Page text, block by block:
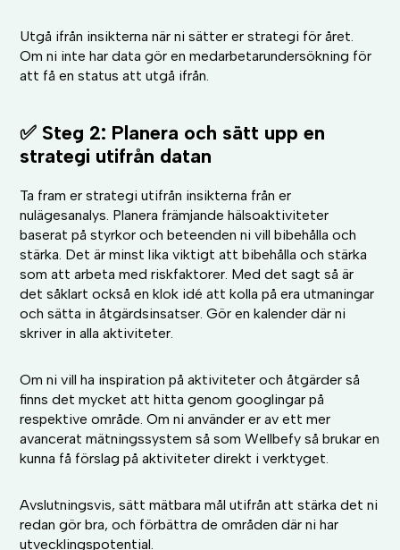
Utgå ifrån insikterna när ni sätter er strategi för året.
Om ni inte har data gör en medarbetarundersökning för
att få en status att utgå ifrån.
✅ Steg 2: Planera och sätt upp en
strategi utifrån datan
Ta fram er strategi utifrån insikterna från er
nulägesanalys. Planera främjande hälsoaktiviteter
baserat på styrkor och beteenden ni vill bibehålla och
stärka. Det är minst lika viktigt att bibehålla och stärka
som att arbeta med riskfaktorer. Med det sagt så är
det såklart också en klok idé att kolla på era utmaningar
och sätta in åtgärdsinsatser. Gör en kalender där ni
skriver in alla aktiviteter.
Om ni vill ha inspiration på aktiviteter och åtgärder så
finns det mycket att hitta genom googlingar på
respektive område. Om ni använder er av ett mer
avancerat mätningssystem så som Wellbefy så brukar en
kunna få förslag på aktiviteter direkt i verktyget.
Avslutningsvis, sätt mätbara mål utifrån att stärka det ni
redan gör bra, och förbättra de områden där ni har
utvecklingspotential.